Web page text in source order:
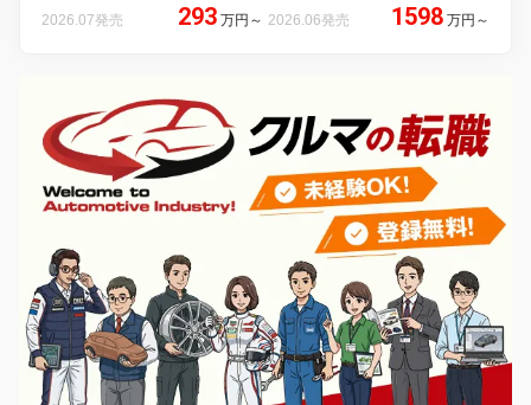
2026.07発売 293 万円 ～ 2026.06発売 1598 万円 ～